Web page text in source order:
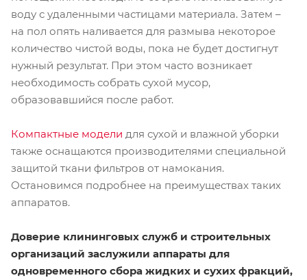
воду с удаленными частицами материала. Затем –
на пол опять наливается для размыва некоторое
количество чистой воды, пока не будет достигнут
нужный результат. При этом часто возникает
необходимость собрать сухой мусор,
образовавшийся после работ.
Компактные модели для сухой и влажной уборки
также оснащаются производителями специальной
защитой ткани фильтров от намокания.
Остановимся подробнее на преимуществах таких
аппаратов.
Доверие клининговых служб и строительных
организаций заслужили аппараты для
одновременного сбора жидких и сухих фракций,